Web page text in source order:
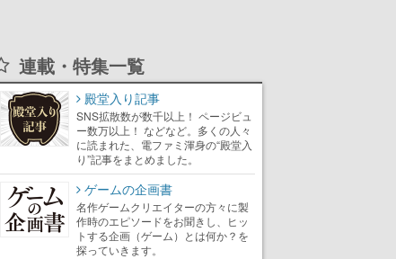
連載・特集一覧
殿堂入り記事
SNS拡散数が数千以上！ ページビュ
ー数万以上！ などなど。多くの人々
に読まれた、電ファミ渾身の“殿堂入
り”記事をまとめました。
ゲームの企画書
名作ゲームクリエイターの方々に製
作時のエピソードをお聞きし、ヒッ
トする企画（ゲーム）とは何か？を
探っていきます。